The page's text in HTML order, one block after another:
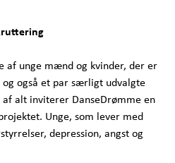
af unge mænd og kvinder, der er
også et par særligt udvalgte
alt inviterer DanseDrømme en
Unge, som lever med
depression, angst og